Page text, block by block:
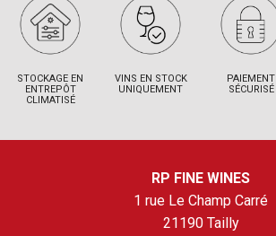
STOCKAGE EN
ENTREPÔT
CLIMATISÉ
VINS EN STOCK
UNIQUEMENT
PAIEMENT
SÉCURISÉ
RP FINE WINES
1 rue Le Champ Carré
21190 Tailly